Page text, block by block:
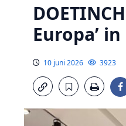
Europa’
10 juni 2026 3923